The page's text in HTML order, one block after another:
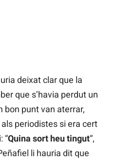
deixat clar que la
que s’havia perdut un
bon punt van aterrar,
periodistes si era cert
“Quina sort heu tingut“,
li hauria dit que